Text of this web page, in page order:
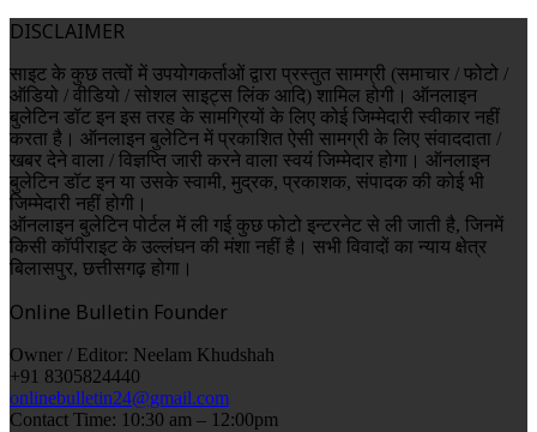
DISCLAIMER
साइट के कुछ तत्वों में उपयोगकर्ताओं द्वारा प्रस्तुत सामग्री (समाचार / फोटो /
ऑडियो / वीडियो / सोशल साइट्स लिंक आदि) शामिल होगी। ऑनलाइन
बुलेटिन डॉट इन इस तरह के सामग्रियों के लिए कोई जिम्मेदारी स्वीकार नहीं
करता है। ऑनलाइन बुलेटिन में प्रकाशित ऐसी सामग्री के लिए संवाददाता /
खबर देने वाला / विज्ञप्ति जारी करने वाला स्वयं जिम्मेदार होगा। ऑनलाइन
बुलेटिन डॉट इन या उसके स्वामी, मुद्रक, प्रकाशक, संपादक की कोई भी
जिम्मेदारी नहीं होगी।
ऑनलाइन बुलेटिन पोर्टल में ली गई कुछ फोटो इन्टरनेट से ली जाती है, जिनमें
किसी कॉपीराइट के उल्लंघन की मंशा नहीं है। सभी विवादों का न्याय क्षेत्र
बिलासपुर, छत्तीसगढ़ होगा।
Online Bulletin Founder
Owner / Editor: Neelam Khudshah
+91 8305824440
onlinebulletin24@gmail.com
Contact Time: 10:30 am – 12:00pm